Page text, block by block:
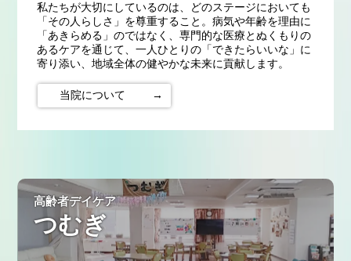
私たちが大切にしているのは、どのステージにおいても
「その人らしさ」を尊重すること。病気や年齢を理由に
「あきらめる」のではなく、専門的な医療とぬくもりの
あるケアを通じて、一人ひとりの「できたらいいな」に
寄り添い、地域全体の健やかな未来に貢献します。
当院について →
高齢者デイケア
つむぎ